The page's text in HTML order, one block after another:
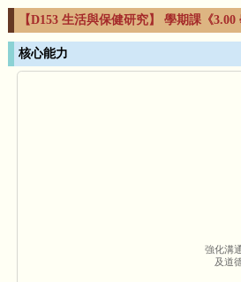
【D153 生活與保健研究】 學期課《3.00
核心能力
強化溝
及道